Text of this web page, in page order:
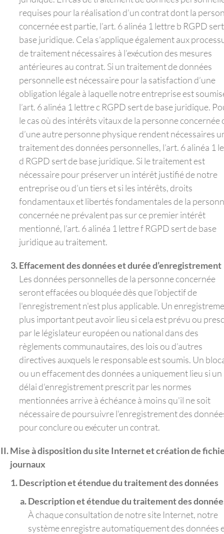
requises pour la réalisation d’un contrat dont la
concernée est partie, l’art. 6 alinéa 1 lettre b RGPD
base juridique. Cela s’applique également aux
de traitement nécessaires à l’exécution des mesures
antérieures au contrat. Si un traitement de données
personnelle est nécessaire pour la satisfaction d’une
obligation légale à laquelle notre entreprise est
l’art. 6 alinéa 1 lettre c RGPD sert de base juridique.
le cas où des intérêts vitaux de la personne concernée
d’une autre personne physique rendent nécessaires
traitement des données personnelles, l’art. 6 alinéa 1
d RGPD sert de base juridique. Si le traitement est
nécessaire pour préserver un intérêt justifié de notre
entreprise ou d’un tiers et si les intérêts, droits
fondamentaux et libertés fondamentales de la
concernée ne prévalent pas sur ce premier intérêt
mentionné, l’art. 6 alinéa 1 lettre f RGPD sert de base
juridique au traitement.
Effacement des données et durée d’enregistrement
Les données personnelles de la personne concernée
seront effacées ou bloquée dès que l'objectif de
l'enregistrement n'est plus applicable. Un
plus important peut avoir lieu si cela est prévu ou
par le législateur européen ou national dans des
règlements communautaires, des lois ou d’autres
directives auxquels le responsable est soumis. Un
ou un effacement des données a uniquement lieu si un
délai d'enregistrement prescrit par les normes
mentionnées arrive à échéance à moins qu'il ne soit
nécessaire de poursuivre l'enregistrement des
pour conclure ou exécuter un contrat.
Mise à disposition du site Internet et création de
journaux
Description et étendue du traitement des données
Description et étendue du traitement des
À chaque consultation de notre site Internet, notre
système enregistre automatiquement des données